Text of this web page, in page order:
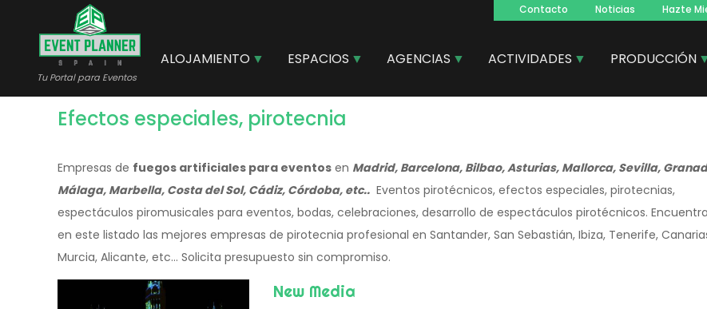
contenido
principal
Tu Portal para Eventos
Navegacion
principal
Contacto Noticias Hazte
ALOJAMIENTO ESPACIOS AGENCIAS ACTIVIDADES PRODUCCIÓN
Efectos especiales, pirotecnia
Empresas de fuegos artificiales para eventos en Madrid, Barcelona, Bilbao, Asturias, Mallorca, Sevilla,
Málaga, Marbella, Costa del Sol, Cádiz, Córdoba, etc.. Eventos pirotécnicos, efectos especiales, pirotecnias,
espectáculos piromusicales para eventos, bodas, celebraciones, desarrollo de espectáculos pirotécnicos. Encuentra
en este listado las mejores empresas de pirotecnia profesional en Santander, San Sebastián, Ibiza, Tenerife,
Murcia, Alicante, etc... Solicita presupuesto sin compromiso.
New Media